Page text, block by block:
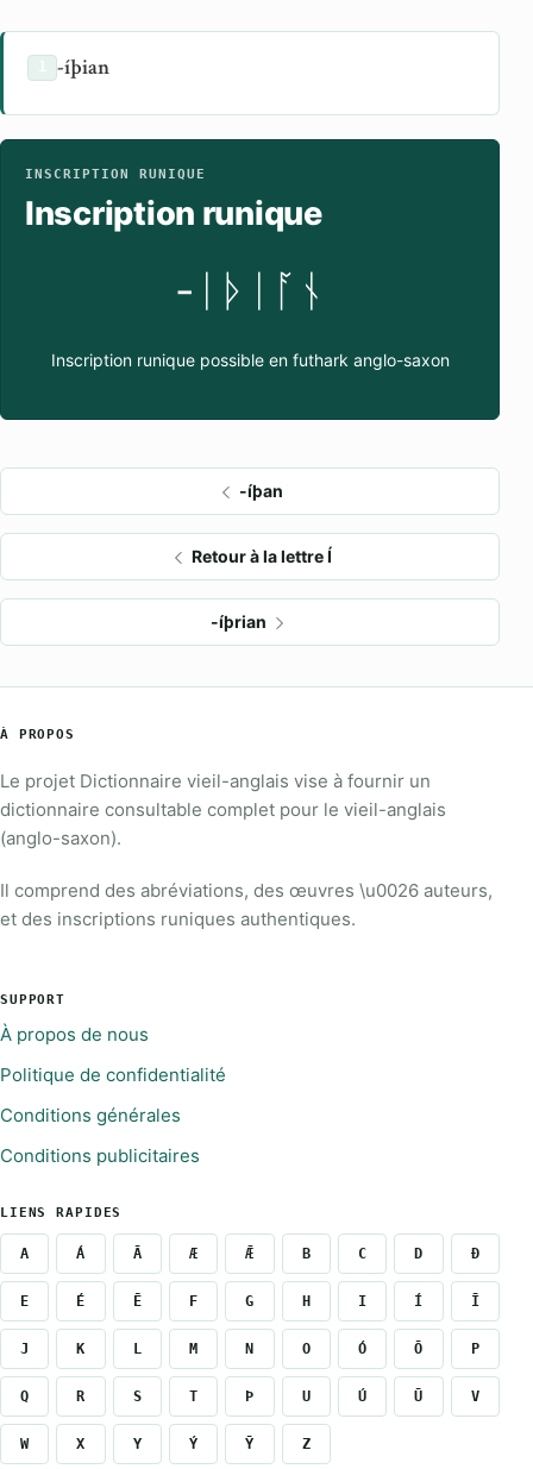
-íþian
INSCRIPTION RUNIQUE
Inscription runique
-ᛁᚦᛁᚪᚾ
Inscription runique possible en futhark anglo-saxon
-íþan
Retour à la lettre Í
-íþrian
À PROPOS
Le projet Dictionnaire vieil-anglais vise à fournir un
dictionnaire consultable complet pour le vieil-anglais
(anglo-saxon).
Il comprend des abréviations, des œuvres \u0026 auteurs,
et des inscriptions runiques authentiques.
SUPPORT
À propos de nous
Politique de confidentialité
Conditions générales
Conditions publicitaires
LIENS RAPIDES
A Á Ā Æ Ǣ B C D Ð
E É Ē F G H I Í Ī
J K L M N O Ó Ō P
Q R S T Þ U Ú Ū V
W X Y Ý Ȳ Z